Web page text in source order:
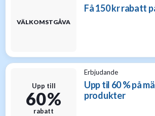
VÄLKOMSTGÅVA
Få 150 kr rabatt
Upp till
60 %
rabatt
Erbjudande
Upp til 60 % på
produkter